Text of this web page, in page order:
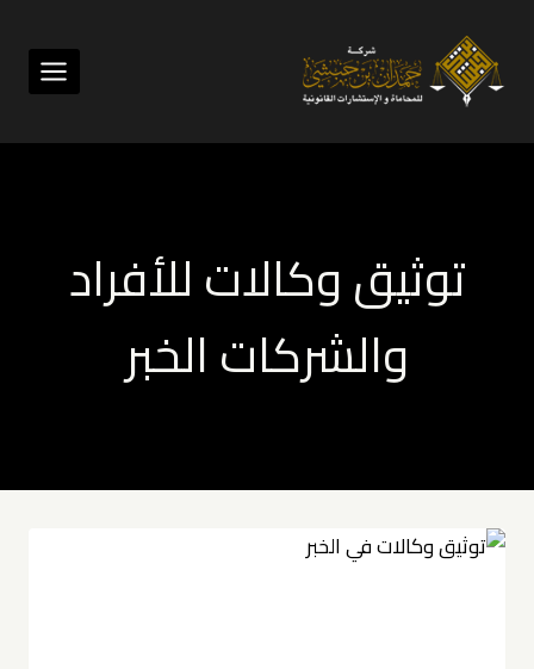
المحتوى
توثيق وكالات للأفراد
والشركات الخبر